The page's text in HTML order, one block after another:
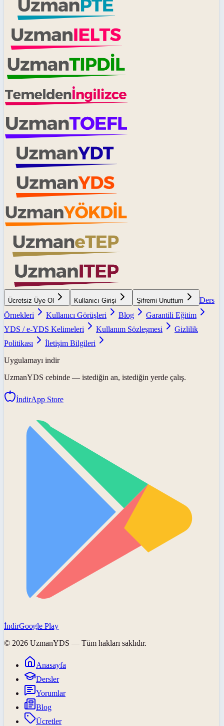
Ücretsiz Üye Ol Kullanıcı Girişi Şifremi Unuttum
Ders
Örnekleri
Kullanıcı Görüşleri Blog
Garantili Eğitim
YDS / e-YDS Kelimeleri
Kullanım Sözleşmesi
Gizlilik
Politikası
İletişim Bilgileri
Uygulamayı indir
UzmanYDS cebinde — istediğin an, istediğin yerde çalış.
İndirApp Store
İndirGoogle Play
© 2026 UzmanYDS — Tüm hakları saklıdır.
Anasayfa
Dersler
Yorumlar
Blog
Ücretler